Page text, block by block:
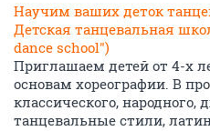
Научим ваших деток
Детская танцевальная
dance school")
Приглашаем детей от 4-х
основам хореографии. В
классического,
танцевальные стили,